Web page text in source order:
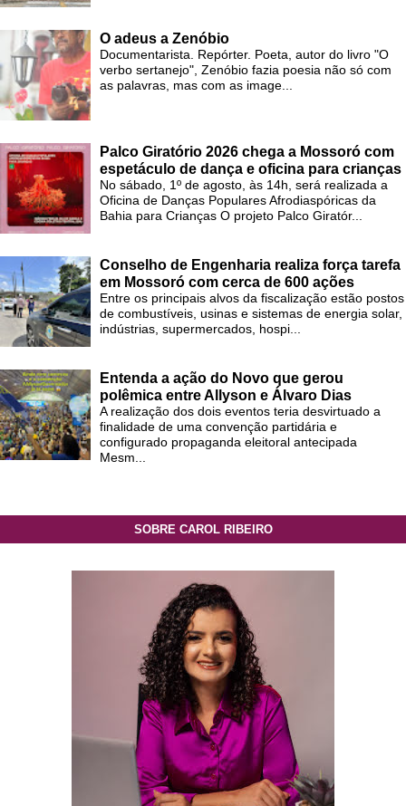
O adeus a Zenóbio
Documentarista. Repórter. Poeta, autor do livro "O
verbo sertanejo", Zenóbio fazia poesia não só com
as palavras, mas com as image...
Palco Giratório 2026 chega a Mossoró com
espetáculo de dança e oficina para crianças
No sábado, 1º de agosto, às 14h, será realizada a
Oficina de Danças Populares Afrodiaspóricas da
Bahia para Crianças O projeto Palco Giratór...
Conselho de Engenharia realiza força tarefa
em Mossoró com cerca de 600 ações
Entre os principais alvos da fiscalização estão postos
de combustíveis, usinas e sistemas de energia solar,
indústrias, supermercados, hospi...
Entenda a ação do Novo que gerou
polêmica entre Allyson e Álvaro Dias
A realização dos dois eventos teria desvirtuado a
finalidade de uma convenção partidária e
configurado propaganda eleitoral antecipada
Mesm...
SOBRE CAROL RIBEIRO